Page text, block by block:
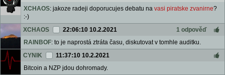
XCHAOS: jakoze radeji doporucujes debatu na vasi piratske zvanirne?
:-)
XCHAOS
22:06:10 10.2.2021
1 odpověď
RAINBOF: to je naprostá ztráta času, diskutovat v tomhle auditku.
CYNIK
11:37:10 10.2.2021
Bitcoin a NZP jdou dohromady.